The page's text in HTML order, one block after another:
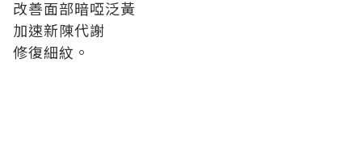
改善面部暗啞泛黃
加速新陳代謝
修復細紋。